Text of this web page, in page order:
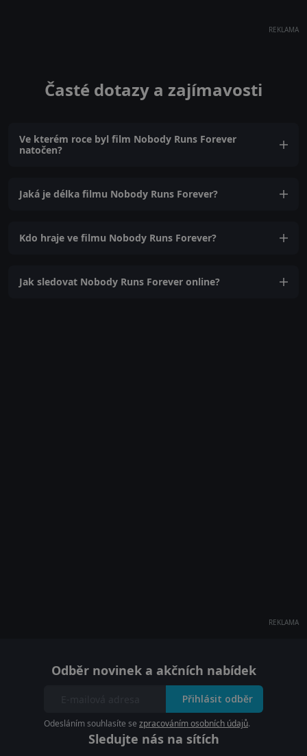
REKLAMA
Časté dotazy a zajímavosti
Ve kterém roce byl film Nobody Runs Forever
natočen?
Jaká je délka filmu Nobody Runs Forever?
Kdo hraje ve filmu Nobody Runs Forever?
Jak sledovat Nobody Runs Forever online?
REKLAMA
Odběr novinek a akčních nabídek
Přihlásit odběr
Odesláním souhlasíte se zpracováním osobních údajů.
Sledujte nás na sítích